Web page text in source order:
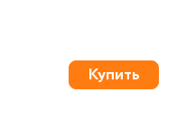
Купить